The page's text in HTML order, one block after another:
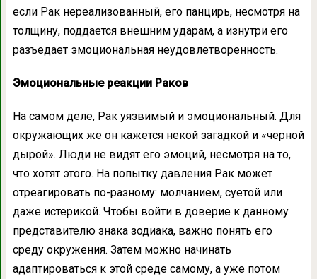
если Рак нереализованный, его панцирь, несмотря на
толщину, поддается внешним ударам, а изнутри его
разъедает эмоциональная неудовлетворенность.
Эмоциональные реакции Раков
На самом деле, Рак уязвимый и эмоциональный. Для
окружающих же он кажется некой загадкой и «черной
дырой». Люди не видят его эмоций, несмотря на то,
что хотят этого. На попытку давления Рак может
отреагировать по-разному: молчанием, суетой или
даже истерикой. Чтобы войти в доверие к данному
представителю знака зодиака, важно понять его
среду окружения. Затем можно начинать
адаптироваться к этой среде самому, а уже потом